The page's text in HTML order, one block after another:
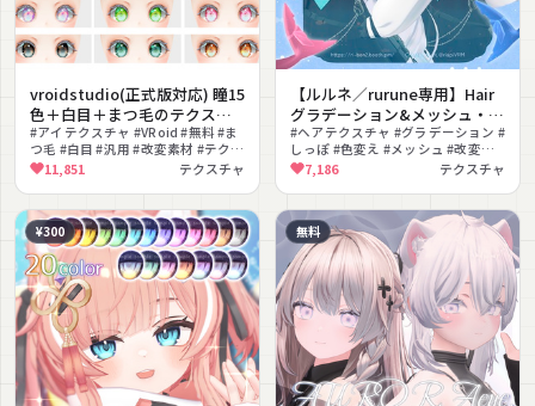
vroidstudio(正式版対応) 瞳15
色＋白目＋まつ毛のテクスチ
ャー
#アイテクスチャ #VRoid #無料 #ま
つ毛 #白目 #汎用 #改変素材 #テクス
チャ素材
11,851 テクスチャ
【ルルネ／rurune専用】Hair
グラデーション&メッシュ・尻
尾グラデーション
#ヘアテクスチャ #グラデーション #
しっぽ #色変え #メッシュ #改変素
材 #毛先 #テクスチャ
7,186 テクスチャ
¥300 無料